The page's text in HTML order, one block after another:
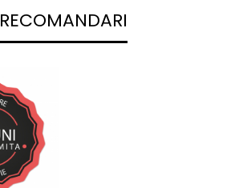
RECOMANDARI